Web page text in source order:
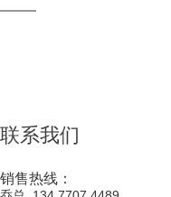
联系我们
销售热线：